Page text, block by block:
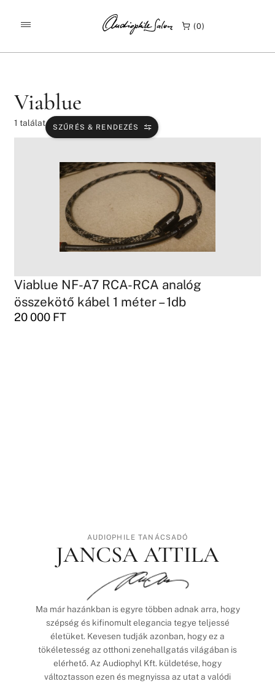
0
KEZDŐLAP TERMÉKEK / VIABLUE
Viablue
1 találat SZŰRÉS & RENDEZÉS
Viablue NF-A7 RCA-RCA analóg
összekötő kábel 1 méter – 1db
20 000 FT
AUDIOPHILE TANÁCSADÓ
JANCSA ATTILA
Ma már hazánkban is egyre többen adnak arra, hogy
szépség és kifinomult elegancia tegye teljessé
életüket. Kevesen tudják azonban, hogy ez a
tökéletesség az otthoni zenehallgatás világában is
elérhető. Az Audiophyl Kft. küldetése, hogy
változtasson ezen és megnyissa az utat a valódi